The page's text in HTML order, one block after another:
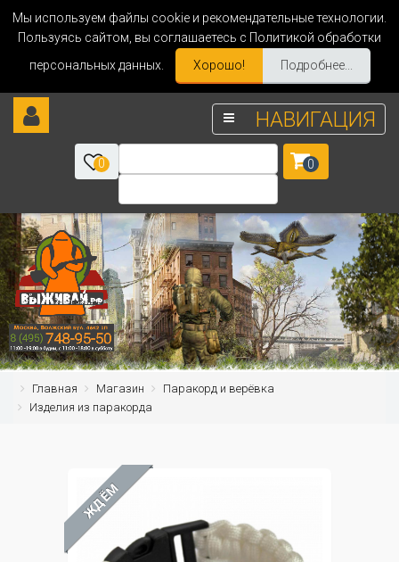
Мы используем файлы cookie и рекомендательные технологии.
Пользуясь сайтом, вы соглашаетесь с Политикой обработки
персональных данных.
Хорошо! Подробнее...
НАВИГАЦИЯ
0 0
Главная Магазин
Паракорд и верёвка
Изделия из паракорда
ЖДЁМ